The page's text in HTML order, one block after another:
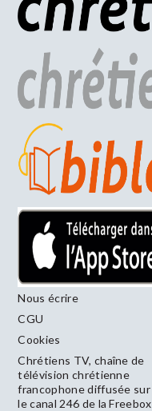
Nous écrire
CGU
Cookies
Chrétiens TV, chaîne de
télévision chrétienne
francophone diffusée sur
le canal 246 de la Freebox